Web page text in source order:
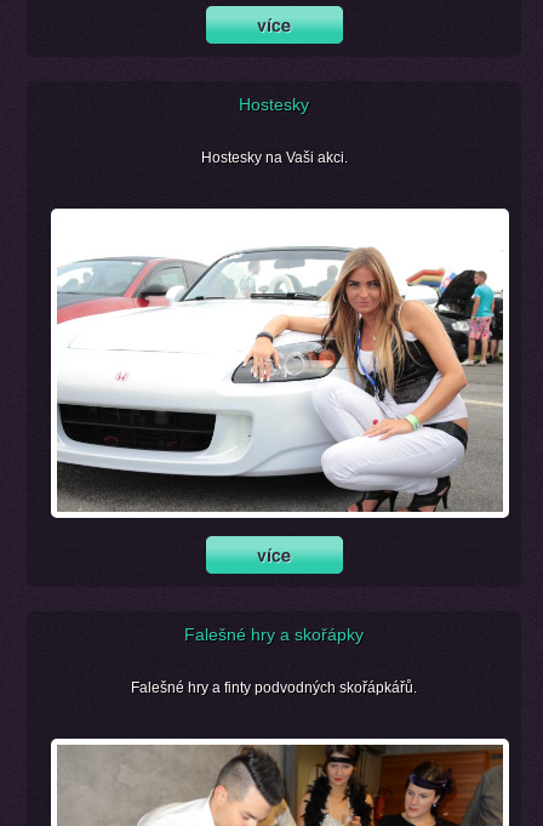
Hostesky
Hostesky na Vaši akci.
Falešné hry a skořápky
Falešné hry a finty podvodných skořápkářů.